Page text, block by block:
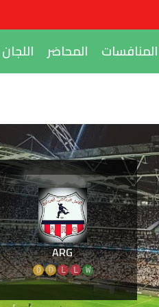
المنافسات المحاضر اللجان
ARG
W
L
L
D
D